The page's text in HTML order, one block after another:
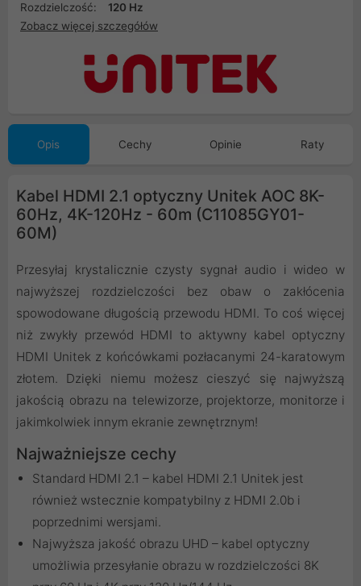
Rozdzielczość:
120 Hz
Zobacz więcej szczegółów
Opis Cechy Opinie Raty
Kabel HDMI 2.1 optyczny Unitek AOC 8K-
60Hz, 4K-120Hz - 60m (C11085GY01-
60M)
Przesyłaj krystalicznie czysty sygnał audio i wideo w
najwyższej rozdzielczości bez obaw o zakłócenia
spowodowane długością przewodu HDMI. To coś więcej
niż zwykły przewód HDMI to aktywny kabel optyczny
HDMI Unitek z końcówkami pozłacanymi 24-karatowym
złotem. Dzięki niemu możesz cieszyć się najwyższą
jakością obrazu na telewizorze, projektorze, monitorze i
jakimkolwiek innym ekranie zewnętrznym!
Najważniejsze cechy
Standard HDMI 2.1 – kabel HDMI 2.1 Unitek jest
również wstecznie kompatybilny z HDMI 2.0b i
poprzednimi wersjami.
Najwyższa jakość obrazu UHD – kabel optyczny
umożliwia przesyłanie obrazu w rozdzielczości 8K